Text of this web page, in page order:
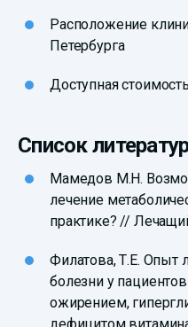
Расположение
Петербурга
Доступная
Список
Мамедов М.Н.
лечение
практике? //
Филатова, Т.Е. Опыт
болезни у
ожирением,
дефицитом